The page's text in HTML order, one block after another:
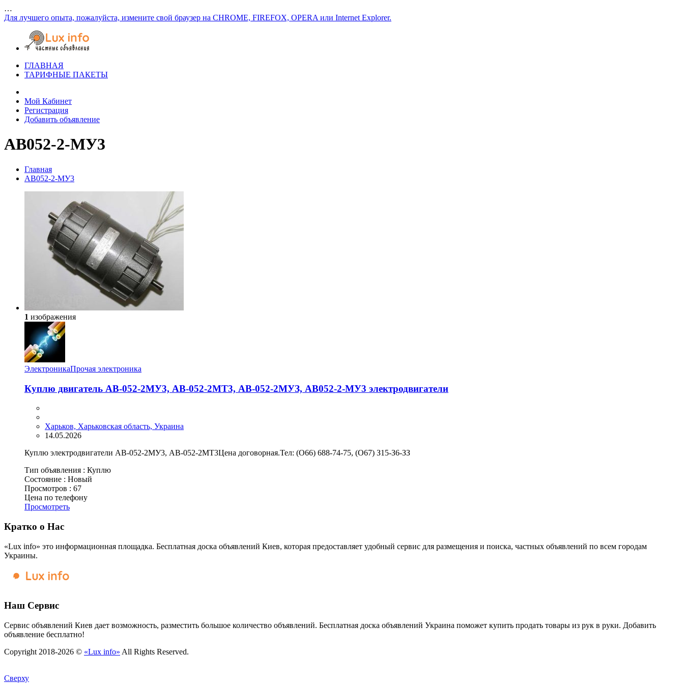
…
Для лучшего опыта, пожалуйста, измените свой браузер на CHROME, FIREFOX, OPERA или Internet Explorer.
ГЛАВНАЯ
ТАРИФНЫЕ ПАКЕТЫ
Мой Кабинет
Регистрация
Добавить объявление
АВ052-2-МУ3
Главная
АВ052-2-МУ3
1 изображения
ЭлектроникаПрочая электроника
Куплю двигатель АВ-052-2МУ3, АВ-052-2МТ3, АВ-052-2МУЗ, АВ052-2-МУ3 электродвигатели
Харьков, Харьковская область, Украина
14.05.2026
Куплю электродвигатели АВ-052-2МУ3, АВ-052-2МТ3Цена договорная.Тел: (О66) 688-74-75, (О67) З15-З6-ЗЗ
Тип объявления : Куплю
Состояние : Новый
Просмотров : 67
Цена по телефону
Просмотреть
Кратко о Нас
«Lux info» это информационная площадка. Бесплатная доска объявлений Киев, которая предоставляет удобный сервис для размещения и поиска, частных объявлений по всем городам
Украины.
Наш Сервис
Сервис объявлений Киев дает возможность, разместить большое количество объявлений. Бесплатная доска объявлений Украина поможет купить продать товары из рук в руки. Добавить
объявление бесплатно!
Copyright 2018-2026 © «Lux info» All Rights Reserved.
Сверху